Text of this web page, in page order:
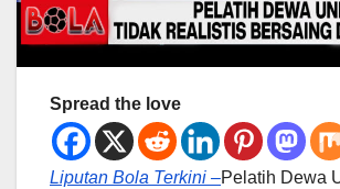
Spread the love
Liputan Bola Terkini –Pelatih Dewa